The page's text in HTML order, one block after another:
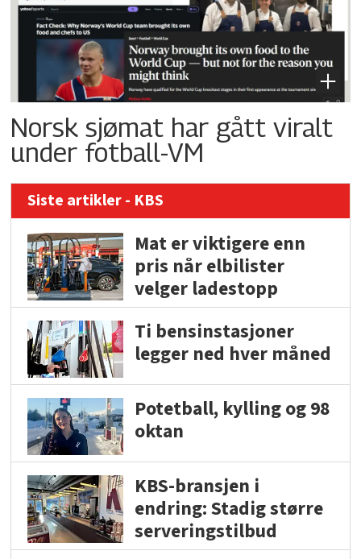
Norsk sjømat har gått viralt
under fotball-VM
Siste artikler - KBS
Mat er viktigere enn
pris når elbilister
velger ladestopp
Ti bensinstasjoner
legger ned hver måned
Potetball, kylling og 98
oktan
KBS-bransjen i
endring: Stadig større
serveringstilbud